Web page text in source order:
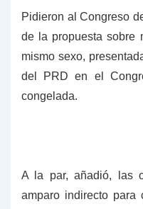
Pidieron al Congreso
de la propuesta sobre
mismo sexo,
del PRD en el
congelada.
A la par, añadió, las
amparo indirecto para